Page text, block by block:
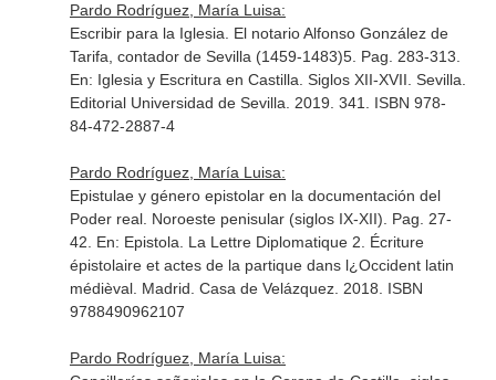
Pardo Rodríguez, María Luisa:
Escribir para la Iglesia. El notario Alfonso González de
Tarifa, contador de Sevilla (1459-1483)5. Pag. 283-313.
En: Iglesia y Escritura en Castilla. Siglos XII-XVII . Sevilla.
Editorial Universidad de Sevilla. 2019. 341. ISBN 978-
84-472-2887-4
Pardo Rodríguez, María Luisa:
Epistulae y género epistolar en la documentación del
Poder real. Noroeste penisular (siglos IX-XII). Pag. 27-
42. En: Epistola. La Lettre Diplomatique 2. Écriture
épistolaire et actes de la partique dans l¿Occident latin
médièval. Madrid. Casa de Velázquez. 2018. ISBN
9788490962107
Pardo Rodríguez, María Luisa: